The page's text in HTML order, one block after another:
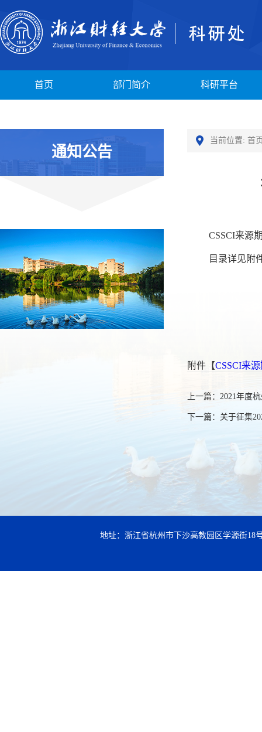
首页 部门简介 科研平台
通知公告
当前位置: 首
CSSCI来源
目录详见附
附件【CSSCI来
上一篇： 2021年度
下一篇： 关于征集
地址：浙江省杭州市下沙高教园区学源